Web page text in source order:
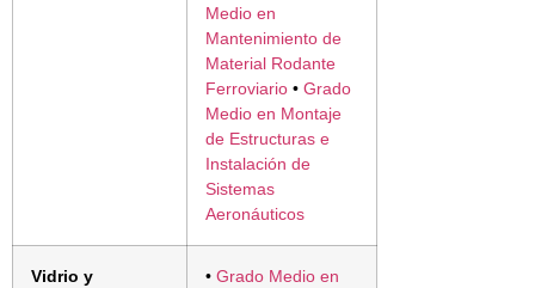
Medio en
Mantenimiento de
Material Rodante
Ferroviario • Grado
Medio en Montaje
de Estructuras e
Instalación de
Sistemas
Aeronáuticos
Vidrio y
• Grado Medio en